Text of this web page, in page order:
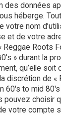
des données
héberge.
votre nom
et de votre
Reggae Roots
» durant la
qu’elle soit
discrétion de «
60's to mid
pouvez choisir
votre compte